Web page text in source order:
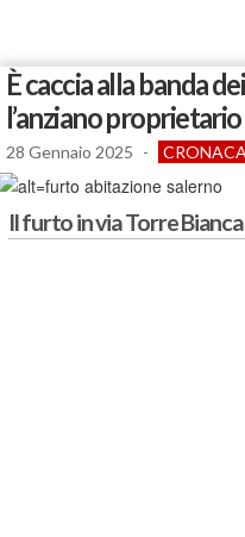
È caccia alla banda
l’anziano
28 Gennaio 2025 - CRONACA
Il furto in via Torre